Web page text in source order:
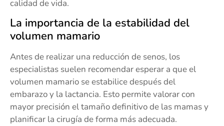
calidad de vida.
La importancia de la estabilidad del
volumen mamario
Antes de realizar una reducción de senos, los
especialistas suelen recomendar esperar a que el
volumen mamario se estabilice después del
embarazo y la lactancia. Esto permite valorar con
mayor precisión el tamaño definitivo de las mamas y
planificar la cirugía de forma más adecuada.